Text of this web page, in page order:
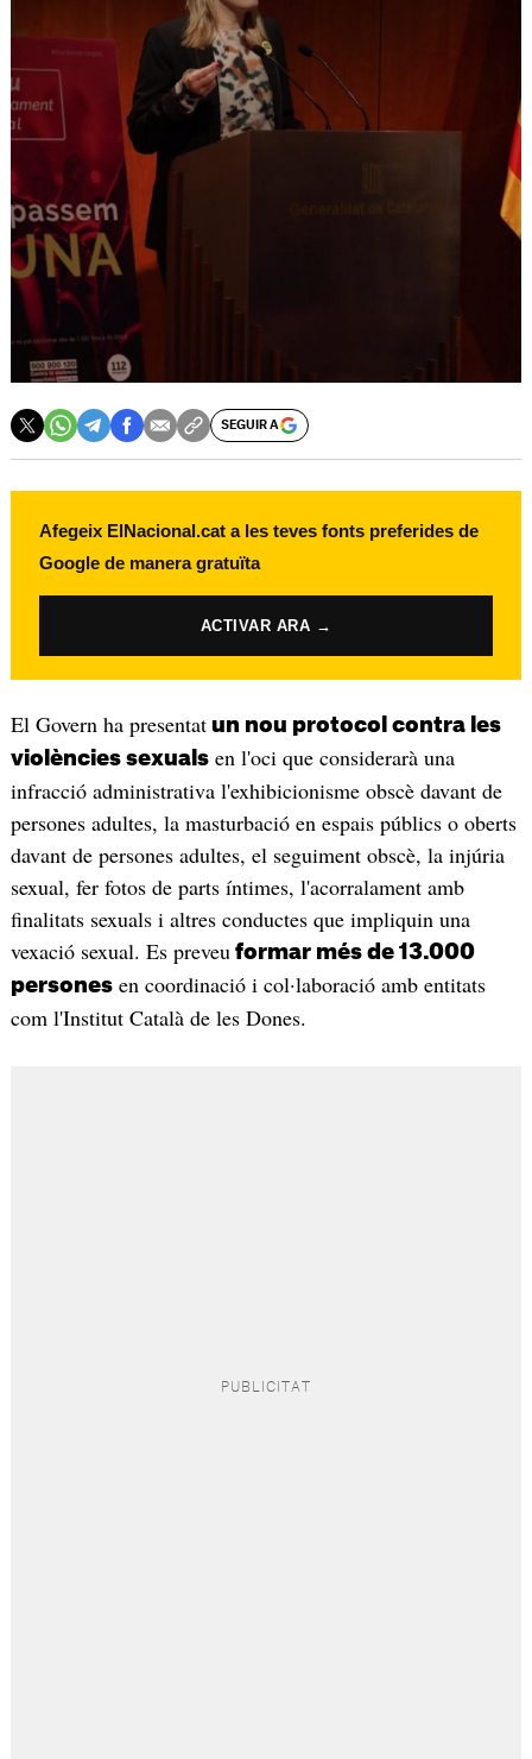
SEGUIR A
Afegeix ElNacional.cat a les teves fonts preferides de
Google de manera gratuïta
ACTIVAR ARA →
El Govern ha presentatun nou protocol contra les
violències sexualsen l'oci que considerarà una
infracció administrativa l'exhibicionisme obscè davant de
persones adultes, la masturbació en espais públics o oberts
davant de persones adultes, el seguiment obscè, la injúria
sexual, fer fotos de parts íntimes, l'acorralament amb
finalitats sexuals i altres conductes que impliquin una
vexació sexual. Es preveu formar més de 13.000
personesen coordinació i col·laboració amb entitats
com l'Institut Català de les Dones.